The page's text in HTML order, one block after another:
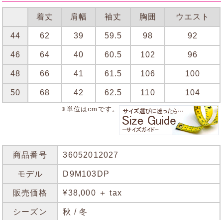
着丈 肩幅 袖丈 胸囲 ウエスト
44 62 39 59.5 98 92
46 64 40 60.5 102 96
48 66 41 61.5 106 100
50 68 42 62.5 110 104
※単位はcmです。
商品番号 36052012027
モデル D9M103DP
販売価格 ¥38,000 ＋ tax
シーズン 秋 / 冬